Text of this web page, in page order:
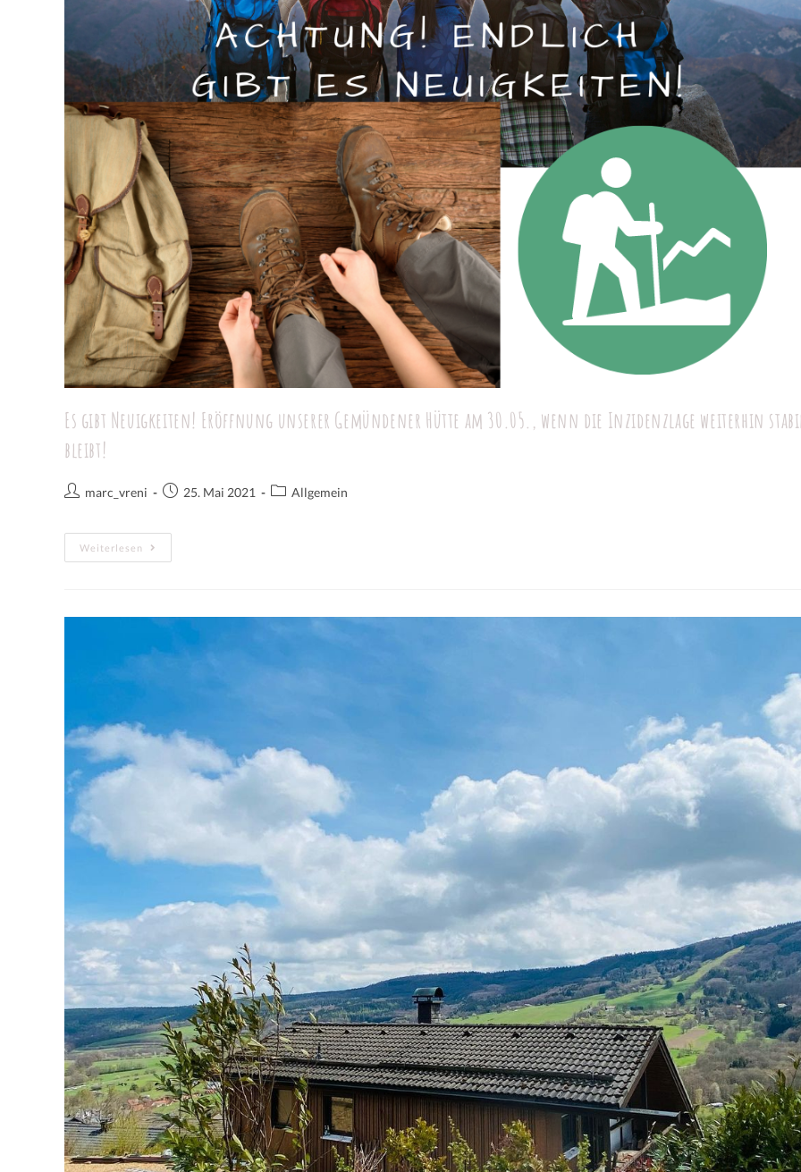
Es gibt Neuigkeiten! Eröffnung unserer Gemündener Hütte am 30.05., wenn die Inzidenzlage weiterhin
bleibt!
marc_vreni 25. Mai 2021 Allgemein
Weiterlesen